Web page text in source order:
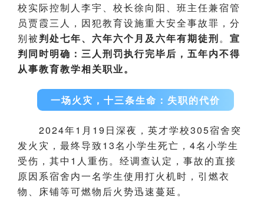
校实际控制人李宇、校长徐向阳、班主任兼宿管
员贾霞三人，因犯教育设施重大安全事故罪，分
别被判处七年、六年六个月及六年有期徒刑。 宣
判同时明确：三人刑罚执行完毕后，五年内不得
从事教育教学相关职业。
一场火灾，十三条生命：失职的代价
2024年1月19日深夜，英才学校305宿舍突
发火灾，最终导致13名小学生死亡，4名小学生
受伤，其中1人重伤。经调查认定，事故的直接
原因系宿舍内一名学生使用打火机时，引燃衣
物、床铺等可燃物后火势迅速蔓延。